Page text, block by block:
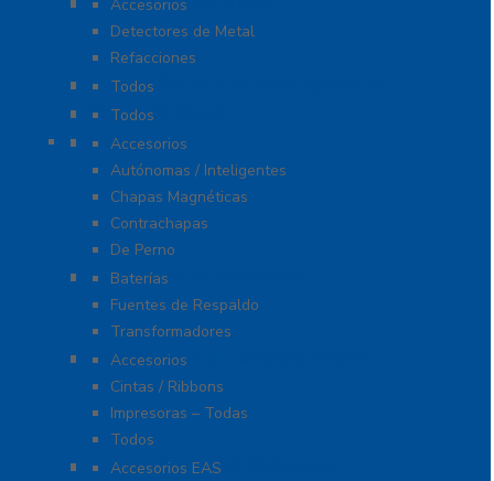
Accesorios
Detectores de Metal
Refacciones
Control De Rondas Para Vigilantes
Todos
Equipo Blindado
Todos
Cerraduras
Accesorios
Autónomas / Inteligentes
Chapas Magnéticas
Contrachapas
De Perno
Fuentes de Alimentación
Baterías
Fuentes de Respaldo
Transformadores
Identificación y Credencialización
Accesorios
Cintas / Ribbons
Impresoras – Todas
Todos
Protección Contra Descargas
Accesorios EAS